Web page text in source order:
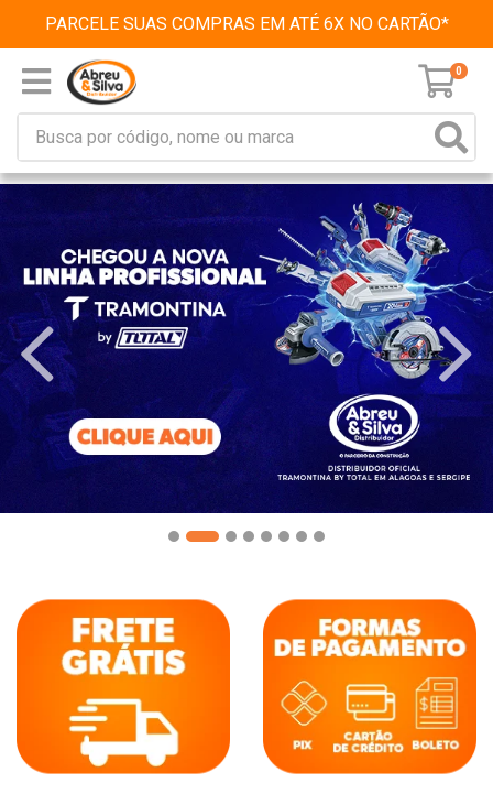
PARCELE SUAS COMPRAS EM ATÉ 6X NO CARTÃO*
0